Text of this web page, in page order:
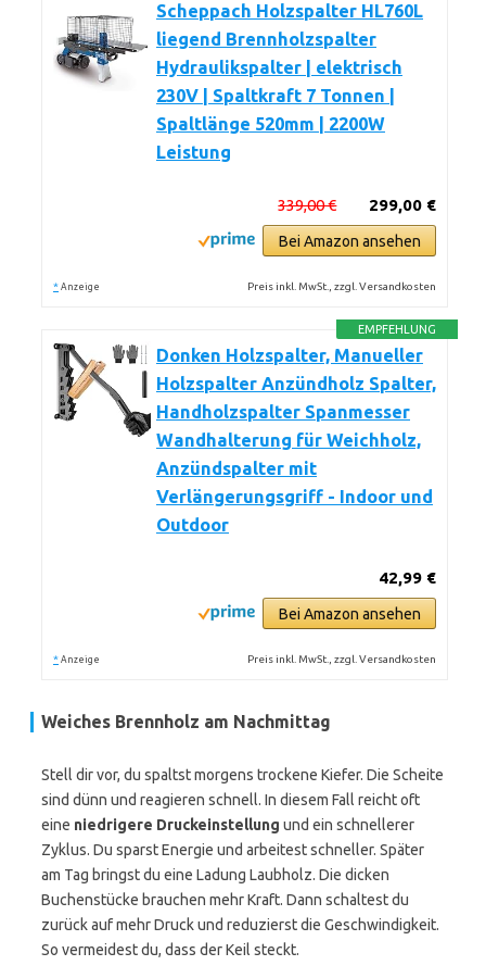
Scheppach Holzspalter HL760L
liegend Brennholzspalter
Hydraulikspalter | elektrisch
230V | Spaltkraft 7 Tonnen |
Spaltlänge 520mm | 2200W
Leistung
299,00 €
339,00 €
Bei Amazon ansehen
* Anzeige Preis inkl. MwSt., zzgl. Versandkosten
EMPFEHLUNG
Donken Holzspalter, Manueller
Holzspalter Anzündholz Spalter,
Handholzspalter Spanmesser
Wandhalterung für Weichholz,
Anzündspalter mit
Verlängerungsgriff - Indoor und
Outdoor
42,99 €
Bei Amazon ansehen
* Anzeige Preis inkl. MwSt., zzgl. Versandkosten
Weiches Brennholz am Nachmittag
Stell dir vor, du spaltst morgens trockene Kiefer. Die Scheite
sind dünn und reagieren schnell. In diesem Fall reicht oft
eine niedrigere Druckeinstellung und ein schnellerer
Zyklus. Du sparst Energie und arbeitest schneller. Später
am Tag bringst du eine Ladung Laubholz. Die dicken
Buchenstücke brauchen mehr Kraft. Dann schaltest du
zurück auf mehr Druck und reduzierst die Geschwindigkeit.
So vermeidest du, dass der Keil steckt.